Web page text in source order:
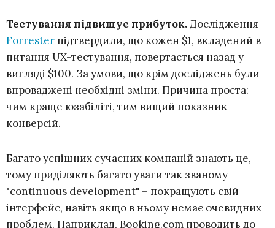
Тестування підвищує прибуток.Дослідження
Forrester підтвердили, що кожен $1, вкладений в
питання UX-тестування, повертається назад у
вигляді $100. За умови, що крім досліджень були
впроваджені необхідні зміни. Причина проста:
чим краще юзабіліті, тим вищий показник
конверсій.
Багато успішних сучасних компаній знають це,
тому приділяють багато уваги так званому
"continuous development" – покращують свій
інтерфейс, навіть якщо в ньому немає очевидних
проблем. Наприклад, Booking.com проводить до